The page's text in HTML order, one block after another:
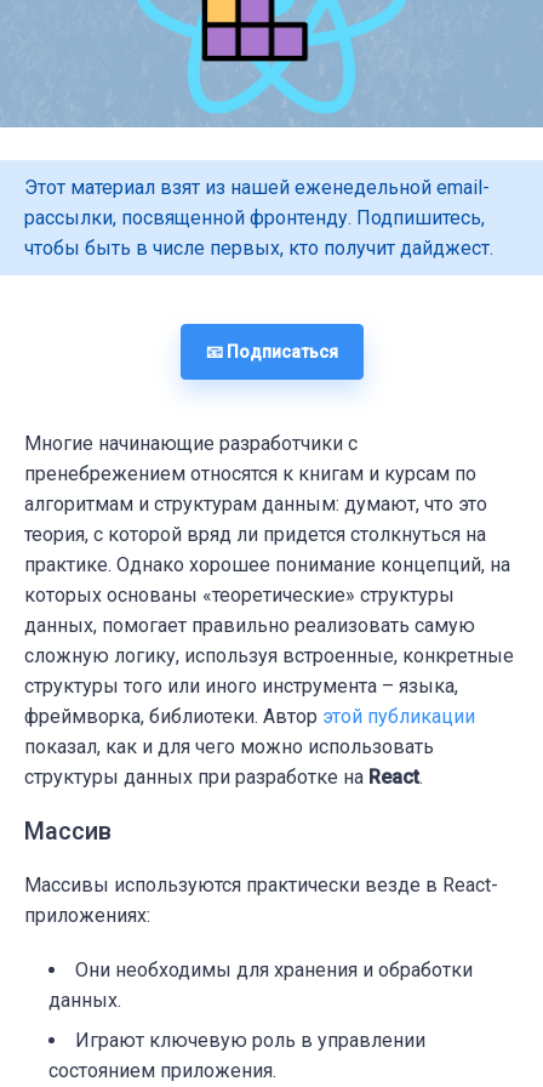
Этот материал взят из нашей еженедельной email-
рассылки, посвященной фронтенду. Подпишитесь,
чтобы быть в числе первых, кто получит дайджест.
📧 Подписаться
Многие начинающие разработчики с
пренебрежением относятся к книгам и курсам по
алгоритмам и структурам данным: думают, что это
теория, с которой вряд ли придется столкнуться на
практике. Однако хорошее понимание концепций, на
которых основаны «теоретические» структуры
данных, помогает правильно реализовать самую
сложную логику, используя встроенные, конкретные
структуры того или иного инструмента – языка,
фреймворка, библиотеки. Автор этой публикации
показал, как и для чего можно использовать
структуры данных при разработке на React.
Массив
Массивы используются практически везде в React-
приложениях:
Они необходимы для хранения и обработки
данных.
Играют ключевую роль в управлении
состоянием приложения.